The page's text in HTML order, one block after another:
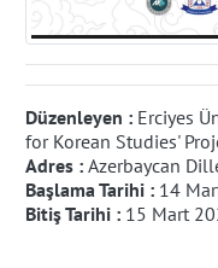
Düzenleyen : Erciyes
for Korean Studies'
Adres : Azerbaycan
Başlama Tarihi : 14
Bitiş Tarihi : 15 Mart